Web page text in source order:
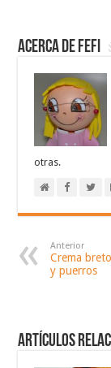
Acerca de Fefi
otras.
Anterior
Crema
y puerros
Artículos